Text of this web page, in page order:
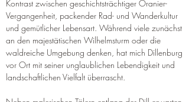
Kontrast zwischen geschichtsträchtiger Oranier-
Vergangenheit, packender Rad- und Wanderkultur
und gemütlicher Lebensart. Während viele zunächst
an den majestätischen Wilhelmsturm oder die
waldreiche Umgebung denken, hat mich Dillenburg
vor Ort mit seiner unglaublichen Lebendigkeit und
landschaftlichen Vielfalt überrascht.